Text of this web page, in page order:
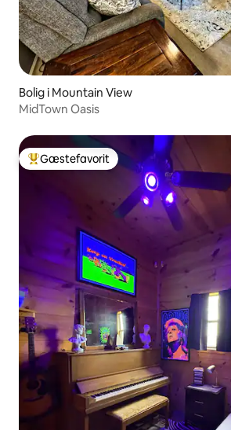
Bolig i Mountain View
MidTown Oasis
Bedste gæstefavorit
Gæstefavorit